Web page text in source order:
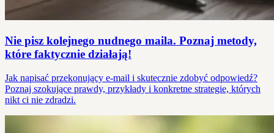
Nie pisz kolejnego nudnego maila. Poznaj metody,
które faktycznie działają!
Jak napisać przekonujący e-mail i skutecznie zdobyć odpowiedź?
Poznaj szokujące prawdy, przykłady i konkretne strategie, których
nikt ci nie zdradzi.